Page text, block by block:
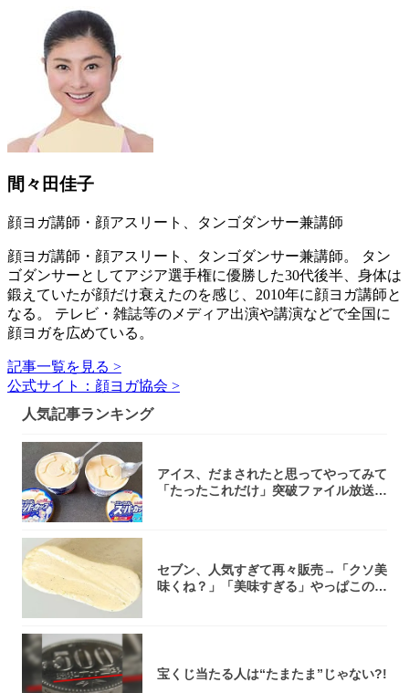
間々田佳子
顔ヨガ講師・顔アスリート、タンゴダンサー兼講師
顔ヨガ講師・顔アスリート、タンゴダンサー兼講師。 タン
ゴダンサーとしてアジア選手権に優勝した30代後半、身体は
鍛えていたが顔だけ衰えたのを感じ、2010年に顔ヨガ講師と
なる。 テレビ・雑誌等のメディア出演や講演などで全国に
顔ヨガを広めている。
記事一覧を見る >
公式サイト：顔ヨガ協会 >
人気記事ランキング
アイス、だまされたと思ってやってみて
「たったこれだけ」突破ファイル放送で
セブン、人気すぎて再々販売→「クソ美
味くね？」「美味すぎる」やっぱこのク
宝くじ当たる人は“たまたま”じゃない?!